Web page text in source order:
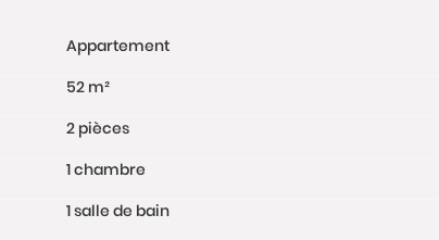
Appartement
52 m²
2 pièces
1 chambre
1 salle de bain